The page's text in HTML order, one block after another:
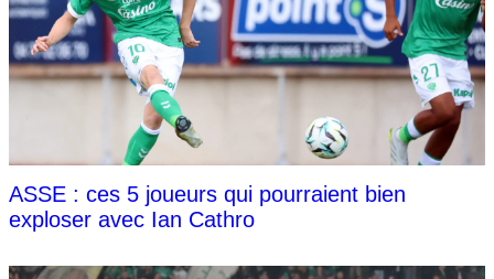
ASSE : ces 5 joueurs qui pourraient bien
exploser avec Ian Cathro